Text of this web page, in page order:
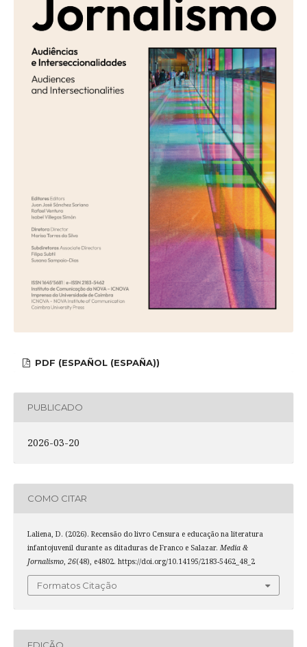
PDF (ESPAÑOL (ESPAÑA))
PUBLICADO
2026-03-20
COMO CITAR
Laliena, D. (2026). Recensão do livro Censura e educação na literatura
infantojuvenil durante as ditaduras de Franco e Salazar. Media &
Jornalismo, 26(48), e4802. https://doi.org/10.14195/2183-5462_48_2
Formatos Citação